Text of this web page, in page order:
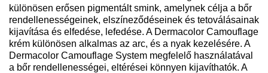
különösen erősen pigmentált smink, amelynek célja a bőr
rendellenességeinek, elszíneződéseinek és tetoválásainak
kijavítása és elfedése, lefedése. A Dermacolor Camouflage
krém különösen alkalmas az arc, és a nyak kezelésére. A
Dermacolor Camouflage System megfelelő használatával
a bőr rendellenességei, eltérései könnyen kijavíthatók. A